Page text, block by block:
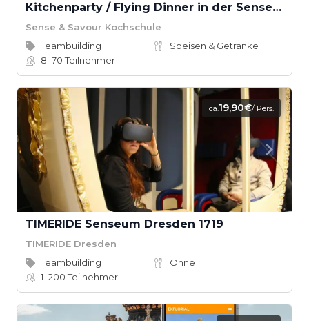
Kitchenparty / Flying Dinner in der Sense & Savour Kochschule
Sense & Savour Kochschule
Teambuilding
Speisen & Getränke
8–70Teilnehmer
ca.19,90€/ Pers.
TIMERIDE Senseum Dresden 1719
TIMERIDE Dresden
Teambuilding
Ohne
1–200Teilnehmer